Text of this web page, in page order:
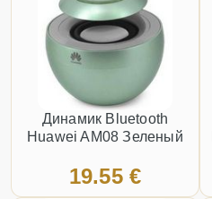
Динамик Bluetooth
Huawei AM08 Зеленый
19.55 €